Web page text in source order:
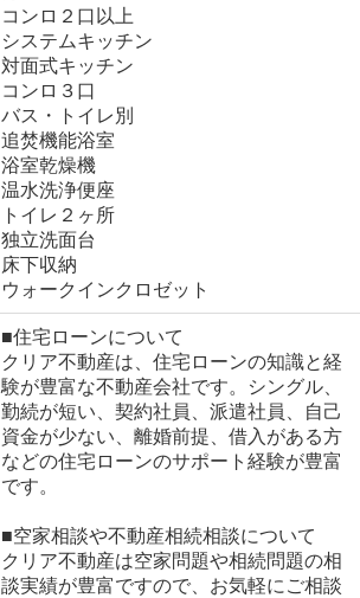
コンロ２口以上
システムキッチン
対面式キッチン
コンロ３口
バス・トイレ別
追焚機能浴室
浴室乾燥機
温水洗浄便座
トイレ２ヶ所
独立洗面台
床下収納
ウォークインクロゼット
■住宅ローンについて
クリア不動産は、住宅ローンの知識と経
験が豊富な不動産会社です。シングル、
勤続が短い、契約社員、派遣社員、自己
資金が少ない、離婚前提、借入がある方
などの住宅ローンのサポート経験が豊富
です。
■空家相談や不動産相続相談について
クリア不動産は空家問題や相続問題の相
談実績が豊富ですので、お気軽にご相談